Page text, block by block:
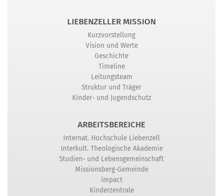
LIEBENZELLER MISSION
Kurzvorstellung
Vision und Werte
Geschichte
Timeline
Leitungsteam
Struktur und Träger
Kinder- und Jugendschutz
ARBEITSBEREICHE
Internat. Hochschule Liebenzell
Interkult. Theologische Akademie
Studien- und Lebensgemeinschaft
Missionsberg-Gemeinde
impact
Kinderzentrale